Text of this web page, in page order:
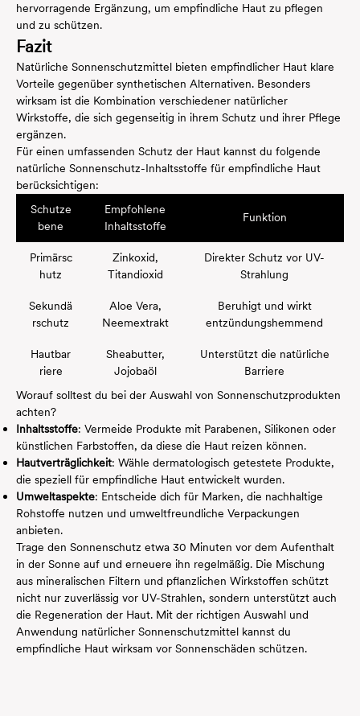
hervorragende Ergänzung, um empfindliche Haut zu pflegen
und zu schützen.
Fazit
Natürliche Sonnenschutzmittel bieten empfindlicher Haut klare
Vorteile gegenüber synthetischen Alternativen. Besonders
wirksam ist die Kombination verschiedener natürlicher
Wirkstoffe, die sich gegenseitig in ihrem Schutz und ihrer Pflege
ergänzen.
Für einen umfassenden Schutz der Haut kannst du folgende
natürliche Sonnenschutz-Inhaltsstoffe für empfindliche Haut
berücksichtigen:
Schutze
bene
Empfohlene
Inhaltsstoffe
Funktion
Primärsc
hutz
Zinkoxid,
Titandioxid
Direkter Schutz vor UV-
Strahlung
Sekundä
rschutz
Aloe Vera,
Neemextrakt
Beruhigt und wirkt
entzündungshemmend
Hautbar
riere
Sheabutter,
Jojobaöl
Unterstützt die natürliche
Barriere
Worauf solltest du bei der Auswahl von Sonnenschutzprodukten
achten?
Inhaltsstoffe: Vermeide Produkte mit Parabenen, Silikonen oder
künstlichen Farbstoffen, da diese die Haut reizen können.
Hautverträglichkeit: Wähle dermatologisch getestete Produkte,
die speziell für empfindliche Haut entwickelt wurden.
Umweltaspekte: Entscheide dich für Marken, die nachhaltige
Rohstoffe nutzen und umweltfreundliche Verpackungen
anbieten.
Trage den Sonnenschutz etwa 30 Minuten vor dem Aufenthalt
in der Sonne auf und erneuere ihn regelmäßig. Die Mischung
aus mineralischen Filtern und pflanzlichen Wirkstoffen schützt
nicht nur zuverlässig vor UV-Strahlen, sondern unterstützt auch
die Regeneration der Haut. Mit der richtigen Auswahl und
Anwendung natürlicher Sonnenschutzmittel kannst du
empfindliche Haut wirksam vor Sonnenschäden schützen.